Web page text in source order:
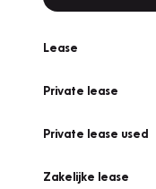
Lease
Private lease
Private lease used
Zakelijke lease